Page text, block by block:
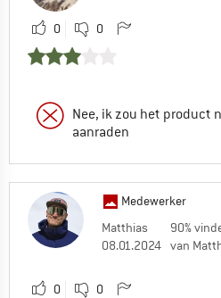
0 0
Nee, ik zou het product
aanraden
Medewerker
Matthias
08.01.2024
90%
van
0 0